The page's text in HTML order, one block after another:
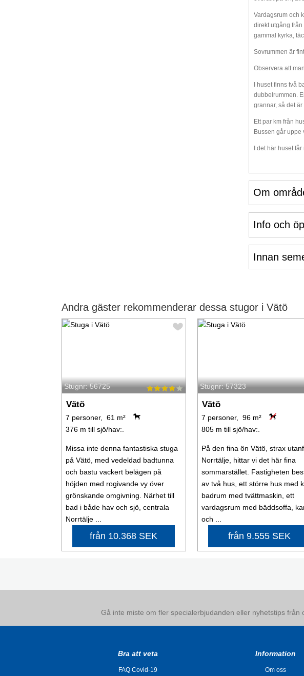
Vardagsrum och
direkt utgång
gammal kyrka,
Sovrummen är
Observera att
I huset finns två
dubbelrummen.
grannar, så det
Ett par km från
Bussen går uppe
I det här huset
Om
Info och
Innan
Andra gäster rekommenderar dessa stugor i Vätö
Stugnr: 56725
Vätö
7 personer, 61 m²
376 m till sjö/hav:.
Missa inte denna fantastiska stuga
på Vätö, med vedeldad badtunna
och bastu vackert belägen på
höjden med rogivande vy över
grönskande omgivning. Närhet till
bad i både hav och sjö, centrala
Norrtälje ...
från 10.368 SEK
Stugnr: 57323
Vätö
7 personer, 96 m²
805 m till sjö/hav:.
På den fina ön Vätö, strax
Norrtälje, hittar vi det här fina
sommarstället. Fastigheten
av två hus, ett större hus med
badrum med tvättmaskin, ett
vardagsrum med bäddsoffa,
och ...
från 9.555 SEK
Gå inte miste om fler specialerbjudanden eller nyhetstips från
Bra att veta
FAQ Covid-19
Information
Om oss